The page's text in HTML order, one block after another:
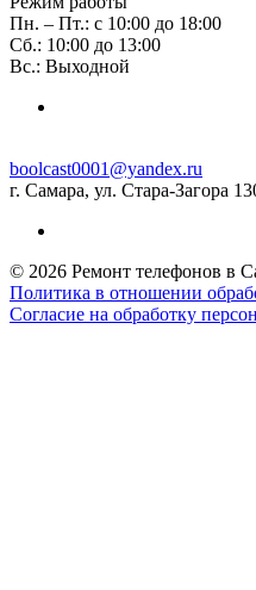
Пн. – Пт.: с 10:00 до 18:00
Сб.: 10:00 до 13:00
Вс.: Выходной
boolcast0001@yandex.ru
г. Самара, ул. Стара-Загора
© 2026 Ремонт телефонов в
Политика в отношении
Согласие на обработку